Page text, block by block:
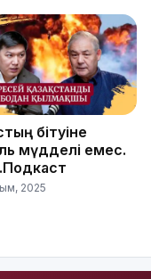
бітуіне
мүдделі емес.
2025